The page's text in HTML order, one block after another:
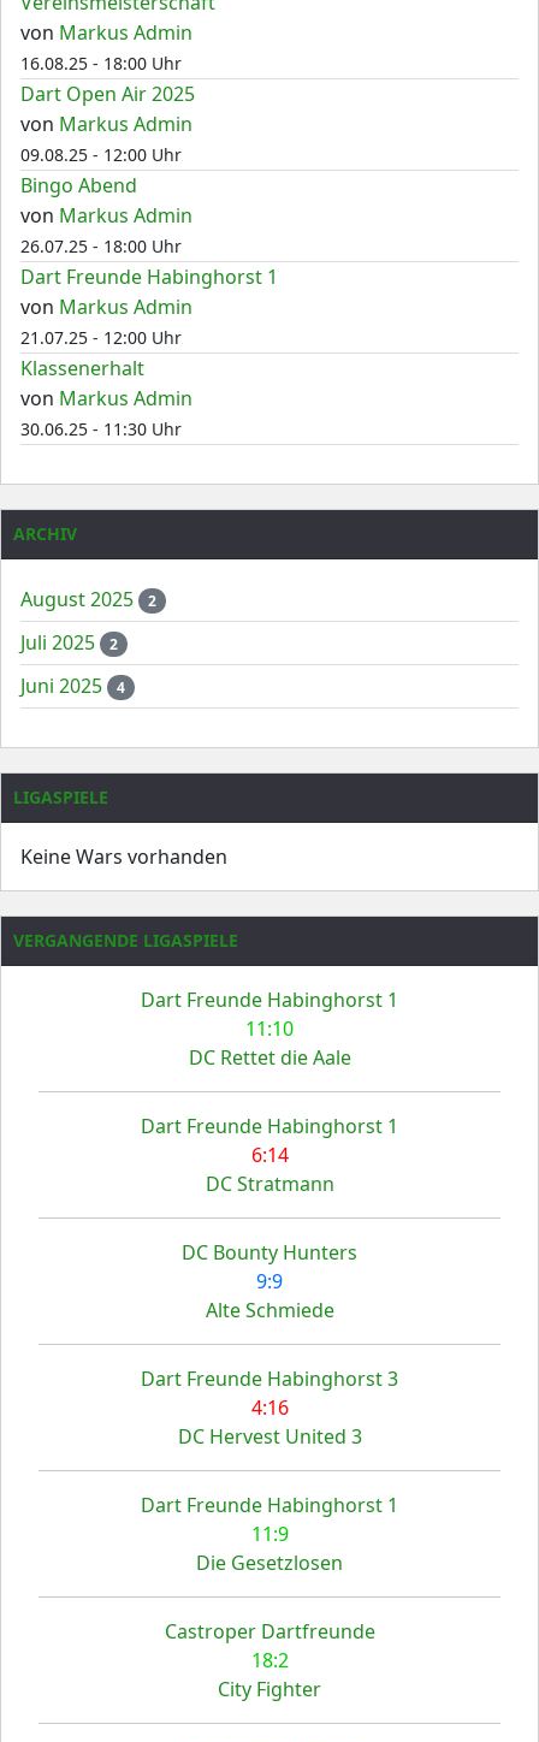
von Markus Admin
16.08.25 - 18:00 Uhr
Dart Open Air 2025
von Markus Admin
09.08.25 - 12:00 Uhr
Bingo Abend
von Markus Admin
26.07.25 - 18:00 Uhr
Dart Freunde Habinghorst 1
von Markus Admin
21.07.25 - 12:00 Uhr
Klassenerhalt
von Markus Admin
30.06.25 - 11:30 Uhr
ARCHIV
August 2025 2
Juli 2025 2
Juni 2025 4
LIGASPIELE
Keine Wars vorhanden
VERGANGENDE LIGASPIELE
Dart Freunde Habinghorst 1
11:10
DC Rettet die Aale
Dart Freunde Habinghorst 1
6:14
DC Stratmann
DC Bounty Hunters
9:9
Alte Schmiede
Dart Freunde Habinghorst 3
4:16
DC Hervest United 3
Dart Freunde Habinghorst 1
11:9
Die Gesetzlosen
Castroper Dartfreunde
18:2
City Fighter